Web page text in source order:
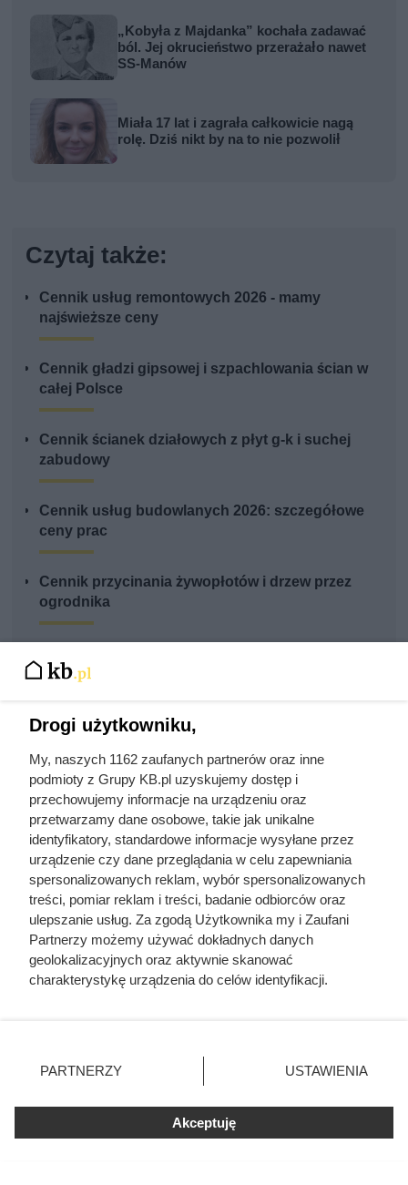
„Kobyła z Majdanka” kochała zadawać
ból. Jej okrucieństwo przerażało nawet
SS-Manów
Miała 17 lat i zagrała całkowicie nagą
rolę. Dziś nikt by na to nie pozwolił
Czytaj także:
Cennik usług remontowych 2026 - mamy
najświeższe ceny
Cennik gładzi gipsowej i szpachlowania ścian w
całej Polsce
Cennik ścianek działowych z płyt g-k i suchej
zabudowy
Cennik usług budowlanych 2026: szczegółowe
ceny prac
Cennik przycinania żywopłotów i drzew przez
ogrodnika
Polsce
liczby ludzi niż Hitler i Stalin
razem wzięci. Mimo to czczą go
Drogi użytkowniku,
My, naszych 1162 zaufanych partnerów oraz inne
podmioty z Grupy KB.pl uzyskujemy dostęp i
przechowujemy informacje na urządzeniu oraz
przetwarzamy dane osobowe, takie jak unikalne
identyfikatory, standardowe informacje wysyłane przez
urządzenie czy dane przeglądania w celu zapewniania
spersonalizowanych reklam, wybór spersonalizowanych
treści, pomiar reklam i treści, badanie odbiorców oraz
ulepszanie usług. Za zgodą Użytkownika my i Zaufani
Partnerzy możemy używać dokładnych danych
geolokalizacyjnych oraz aktywnie skanować
charakterystykę urządzenia do celów identyfikacji.
zmienić/wycofać klikając przycisk ustawień prywatności
znajdujący się w lewym dolnym rogu strony. Niektóre
użytkownika, ale masz prawo sprzeciwić się takiemu
przetwarzaniu. Preferencje będą miały zastosowania tylko
PARTNERZY USTAWIENIA
Akceptuję